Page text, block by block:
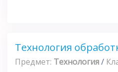
Технология
Предмет: Технология/